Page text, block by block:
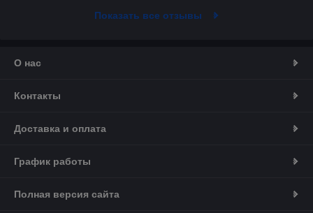
Показать все отзывы
О нас
Контакты
Доставка и оплата
График работы
Полная версия сайта